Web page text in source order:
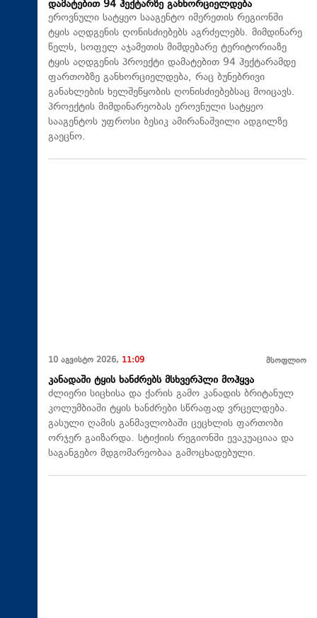
დამატებით 94 ჰექტარზე განხორციელდება
ეროვნული სატყეო სააგენტო იმერეთის რეგიონში
ტყის აღდგენის ღონისძიებებს აგრძელებს. მიმდინარე
წელს, სოფელ აჯამეთის მიმდებარე ტერიტორიაზე
ტყის აღდგენის პროექტი დამატებით 94 ჰექტარამდე
ფართობზე განხორციელდება, რაც ბუნებრივი
განახლების ხელშეწყობის ღონისძიებებსაც მოიცავს.
პროექტის მიმდინარეობას ეროვნული სატყეო
სააგენტოს უფროსი ბესიკ ამირანაშვილი ადგილზე
გაეცნო.
10 აგვისტო 2026, 11:09 მსოფლიო
კანადაში ტყის ხანძრებს მსხვერპლი მოჰყვა
ძლიერი სიცხისა და ქარის გამო კანადის ბრიტანულ
კოლუმბიაში ტყის ხანძრები სწრაფად ვრცელდება.
გასული ღამის განმავლობაში ცეცხლის ფართობი
ორჯერ გაიზარდა. სტიქიის რეგიონში ევაკუაციაა და
საგანგებო მდგომარეობაა გამოცხადებული.